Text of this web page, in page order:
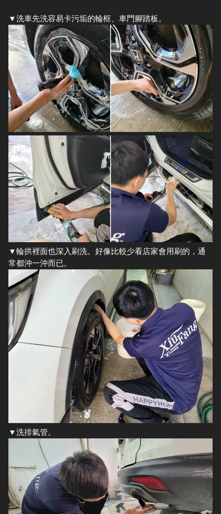
▼洗車先洗容易卡污垢的輪框、車門腳踏板。
▼輪拱裡面也深入刷洗。好像比較少看店家會用刷的，通
常都沖一沖而已。
▼洗排氣管。